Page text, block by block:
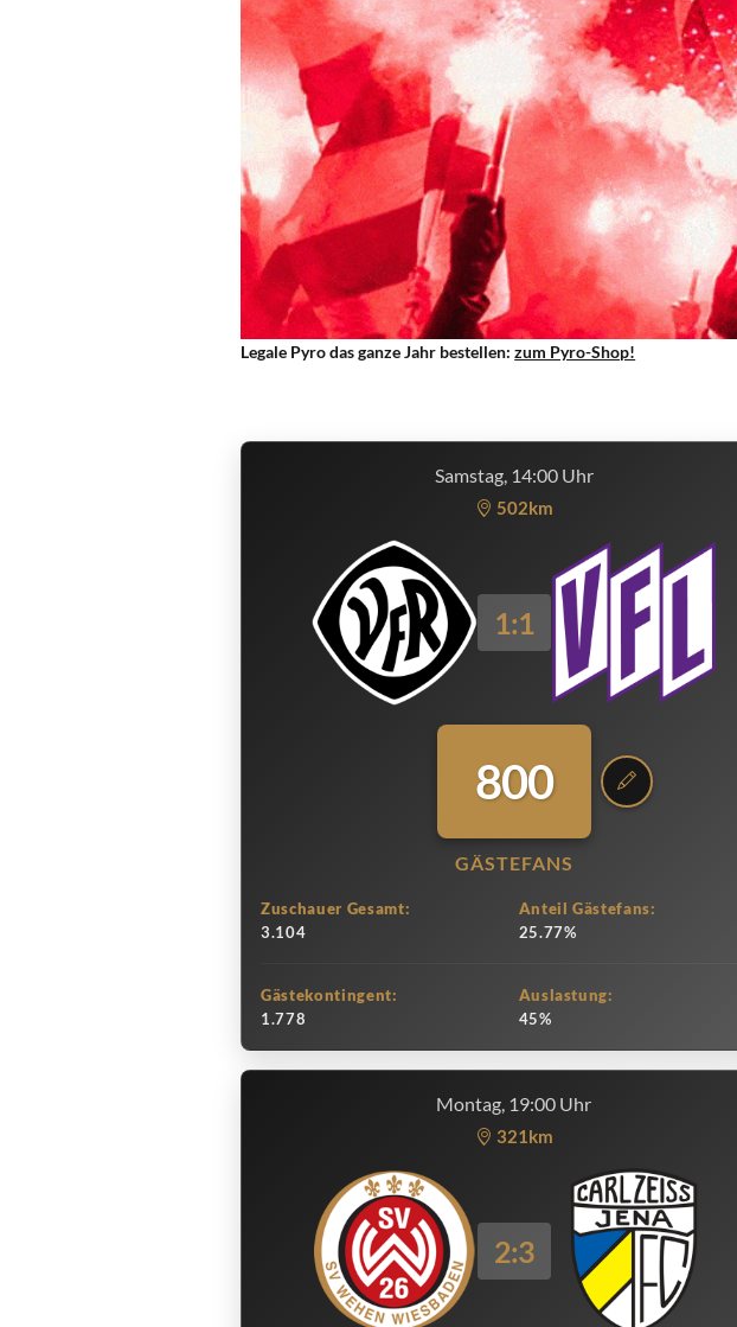
Legale Pyro das ganze Jahr bestellen:zum Pyro-Shop!
Samstag, 14:00 Uhr
502km
1:1
800
GÄSTEFANS
Zuschauer Gesamt:
3.104
Anteil Gästefans:
25.77%
Gästekontingent:
1.778
Auslastung:
45%
Montag, 19:00 Uhr
321km
2:3